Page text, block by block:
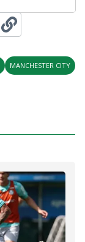
MANCHESTER CITY